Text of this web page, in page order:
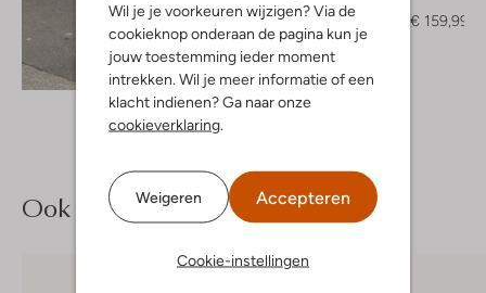
Wil je je voorkeuren wijzigen? Via de
cookieknop onderaan de pagina kun je
jouw toestemming ieder moment
intrekken. Wil je meer informatie of een
klacht indienen? Ga naar onze
cookieverklaring.
Weigeren Accepteren
Cookie-instellingen
Ontdek de look
€ 199,99
€ 159,99
Ook iets voor jou?